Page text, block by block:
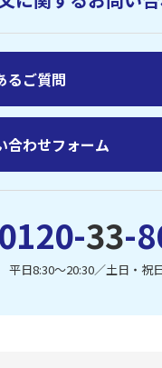
0120-33-
日8:30〜20:30／土日・祝
るご質問
合わせフォーム